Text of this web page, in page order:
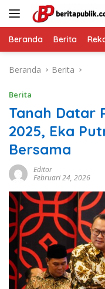
Beranda Berita
Beranda Berita
Berita
Tanah Datar
2025, Eka
Bersama
Editor
Februari 24, 2026